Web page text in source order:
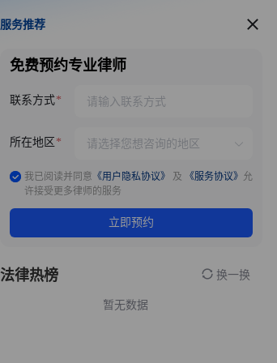
服务推荐
服务推荐
免费预约专业律师
联系方式
所在地区
我已阅读并同意 《用户隐私协议》 及 《服务协议》 允
许接受更多律师的服务
立即预约
法律热榜 换一换
暂无数据